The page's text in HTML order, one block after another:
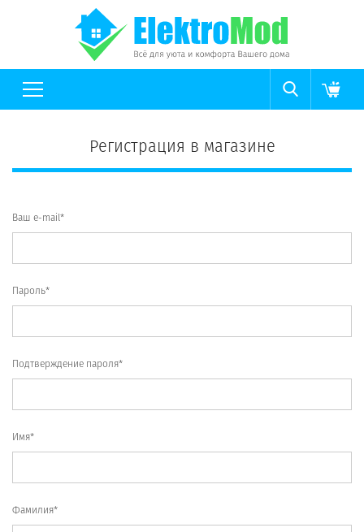
Регистрация в магазине
Ваш e-mail*
Пароль*
Подтверждение пароля*
Имя*
Фамилия*